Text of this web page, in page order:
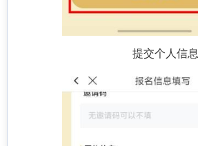
提交个人信息